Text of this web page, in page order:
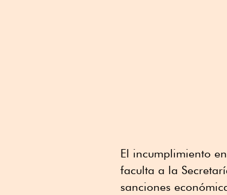
El incumplimiento
faculta a la
sanciones